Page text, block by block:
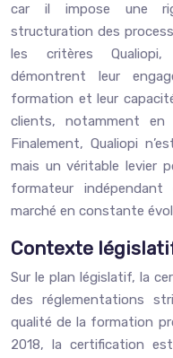
car il impose une
structuration des
les critères
démontrent leur
formation et leur
clients, notamment en
Finalement, Qualiopi
mais un véritable levier
formateur
marché en constante
Contexte
Sur le plan législatif, la
des réglementations
qualité de la formation
2018, la certification